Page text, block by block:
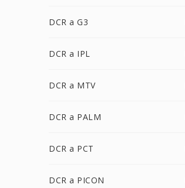
DCR a G3
DCR a IPL
DCR a MTV
DCR a PALM
DCR a PCT
DCR a PICON